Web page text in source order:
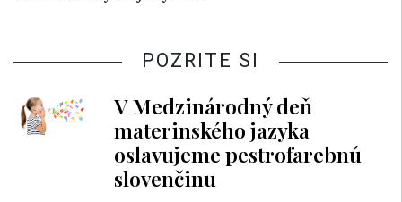
POZRITE SI
V Medzinárodný deň
materinského jazyka
oslavujeme pestrofarebnú
slovenčinu